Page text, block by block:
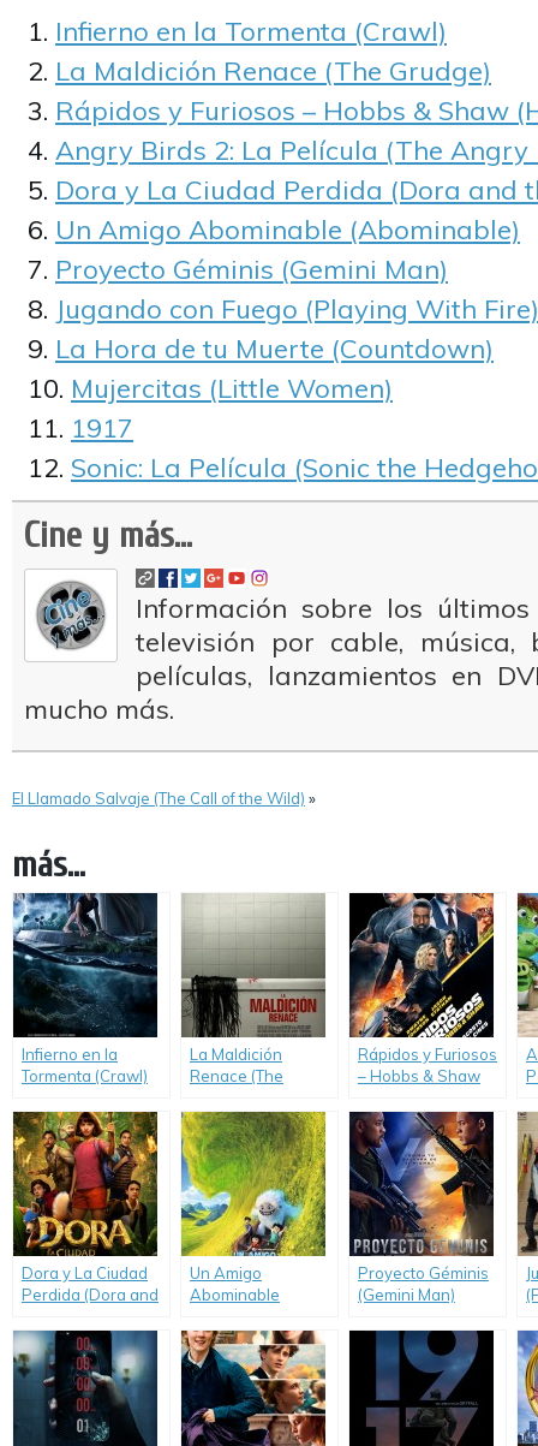
Infierno en la Tormenta (Crawl)
La Maldición Renace (The Grudge)
Rápidos y Furiosos – Hobbs & Shaw
Angry Birds 2: La Película (The Angry
Dora y La Ciudad Perdida (Dora and
Un Amigo Abominable (Abominable)
Proyecto Géminis (Gemini Man)
Jugando con Fuego (Playing With Fire)
La Hora de tu Muerte (Countdown)
Mujercitas (Little Women)
1917
Sonic: La Película (Sonic the
Cine y más...
Información sobre los
televisión por cable, música,
películas, lanzamientos en
mucho más.
El Llamado Salvaje (The Call of the Wild) »
más...
Infierno en la
Tormenta (Crawl)
La Maldición
Renace (The
Rápidos y Furiosos
– Hobbs & Shaw
Dora y La Ciudad
Perdida (Dora and
Gold)
Un Amigo
Abominable
Proyecto Géminis
(Gemini Man)